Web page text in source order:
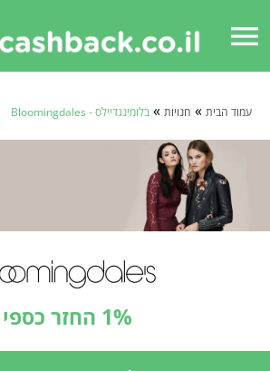
menu
עמוד הבית » חנויות » בלומינגדיילס - Bloomingdales
1% החזר כספי